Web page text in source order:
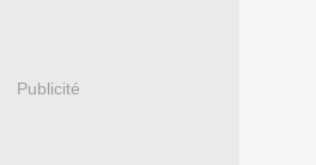
Publicité